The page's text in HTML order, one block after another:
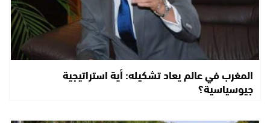
المغرب في عالم يعاد تشكيله: أية استراتيجية
جيوسياسية؟